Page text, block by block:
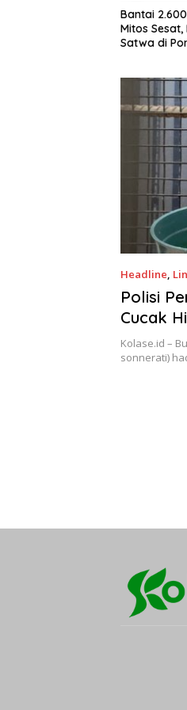
Bantai
Mitos
Satwa di
Headline,
Polisi
Cucak
Kolase.id –
sonnerati)